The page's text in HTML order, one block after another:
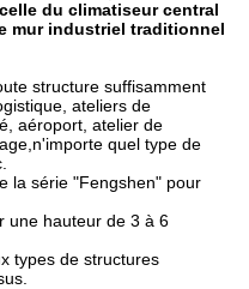
du climatiseur central
mur industriel traditionnel
structure suffisamment
ateliers de
aéroport, atelier de
quel type de
la série "Fengshen" pour
une hauteur de 3 à 6
types de structures